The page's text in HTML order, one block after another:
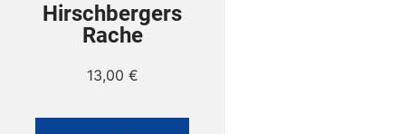
Hirschbergers
Rache
13,00 €